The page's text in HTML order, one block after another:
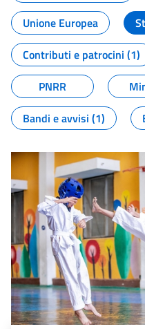
Unione Europea
Contributi e patrocini (1)
PNRR
Bandi e avvisi (1)